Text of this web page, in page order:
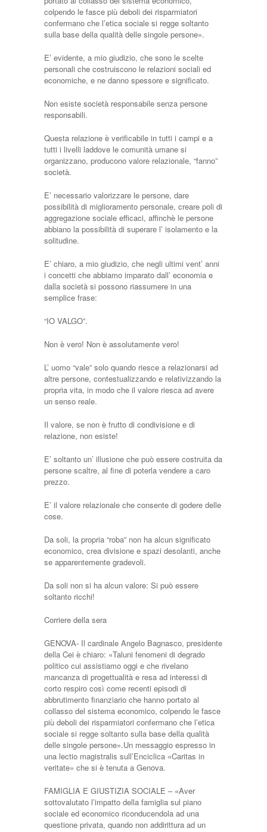
colpendo le fasce più deboli dei risparmiatori
confermano che l’etica sociale si regge soltanto
sulla base della qualità delle singole persone».
E’ evidente, a mio giudizio, che sono le scelte
personali che costruiscono le relazioni sociali ed
economiche, e ne danno spessore e significato.
Non esiste società responsabile senza persone
responsabili.
Questa relazione è verificabile in tutti i campi e a
tutti i livelli laddove le comunità umane si
organizzano, producono valore relazionale, “fanno”
società.
E’ necessario valorizzare le persone, dare
possibilità di miglioramento personale, creare poli di
aggregazione sociale efficaci, affinchè le persone
abbiano la possibilità di superare l’ isolamento e la
solitudine.
E’ chiaro, a mio giudizio, che negli ultimi vent’ anni
i concetti che abbiamo imparato dall’ economia e
dalla società si possono riassumere in una
semplice frase:
“IO VALGO”.
Non è vero! Non è assolutamente vero!
L’ uomo “vale” solo quando riesce a relazionarsi ad
altre persone, contestualizzando e relativizzando la
propria vita, in modo che il valore riesca ad avere
un senso reale.
Il valore, se non è frutto di condivisione e di
relazione, non esiste!
E’ soltanto un’ illusione che può essere costruita da
persone scaltre, al fine di poterla vendere a caro
prezzo.
E’ il valore relazionale che consente di godere delle
cose.
Da soli, la propria “roba” non ha alcun significato
economico, crea divisione e spazi desolanti, anche
se apparentemente gradevoli.
Da soli non si ha alcun valore: Si può essere
soltanto ricchi!
Corriere della sera
GENOVA- Il cardinale Angelo Bagnasco, presidente
della Cei è chiaro: «Taluni fenomeni di degrado
politico cui assistiamo oggi e che rivelano
mancanza di progettualità e resa ad interessi di
corto respiro così come recenti episodi di
abbrutimento finanziario che hanno portato al
collasso del sistema economico, colpendo le fasce
più deboli dei risparmiatori confermano che l’etica
sociale si regge soltanto sulla base della qualità
delle singole persone».Un messaggio espresso in
una lectio magistralis sull’Enciclica «Caritas in
veritate» che si è tenuta a Genova.
FAMIGLIA E GIUSTIZIA SOCIALE – «Aver
sottovalutato l’impatto della famiglia sul piano
sociale ed economico riconducendola ad una
questione privata, quando non addirittura ad un